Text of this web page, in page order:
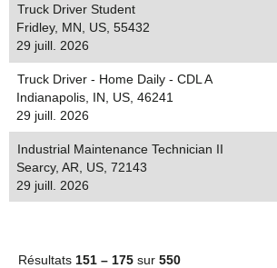
Truck Driver Student
Fridley, MN, US, 55432
29 juill. 2026
Truck Driver - Home Daily - CDL A
Indianapolis, IN, US, 46241
29 juill. 2026
Industrial Maintenance Technician II
Searcy, AR, US, 72143
29 juill. 2026
Résultats 151 – 175 sur 550